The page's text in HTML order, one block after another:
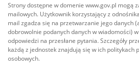
Strony dostępne w domenie www.gov.pl mogą
mailowych. Użytkownik korzystający z
mail zgadza się na przetwarzanie jego danych
dobrowolnie podanych danych w wiadomości)
odpowiedzi na przesłane pytania. Szczegóły
każdą z jednostek znajdują się w ich politykach
osobowych.